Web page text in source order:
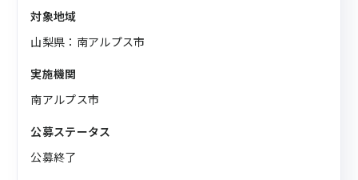
対象地域
山梨県：南アルプス市
実施機関
南アルプス市
公募ステータス
公募終了